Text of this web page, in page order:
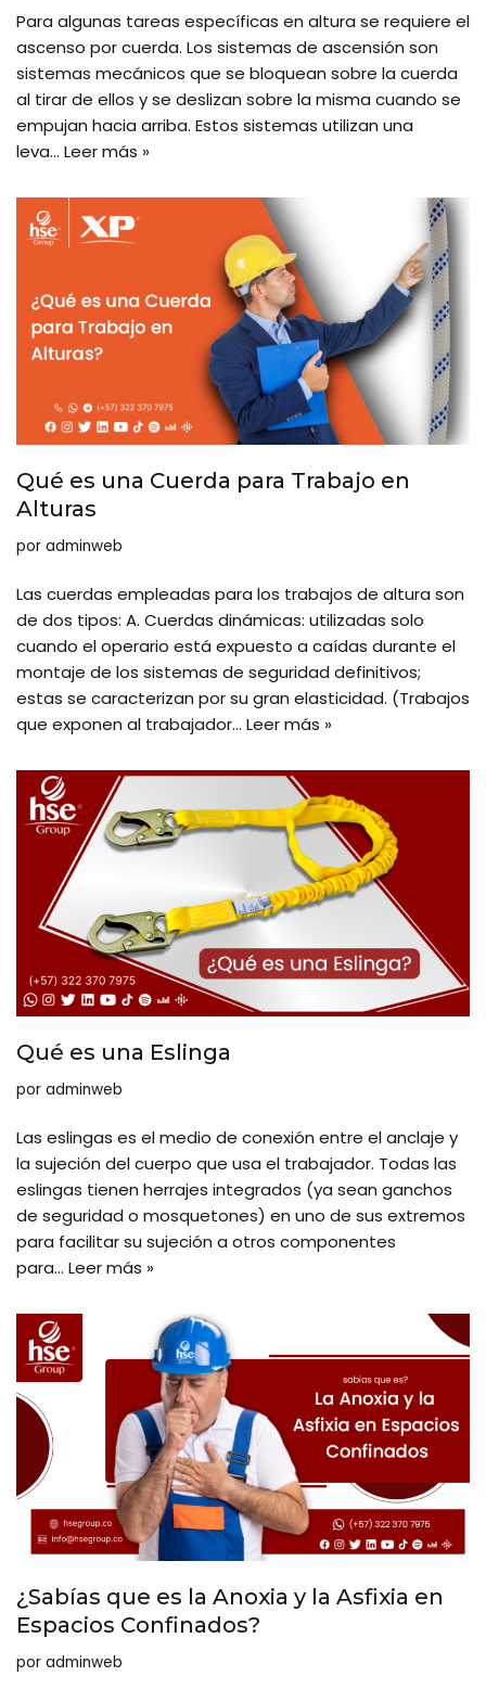
Para algunas tareas específicas en altura se requiere el
ascenso por cuerda. Los sistemas de ascensión son
sistemas mecánicos que se bloquean sobre la cuerda
al tirar de ellos y se deslizan sobre la misma cuando se
empujan hacia arriba. Estos sistemas utilizan una
leva… Leer más »
Qué es una Cuerda para Trabajo en
Alturas
por adminweb
Las cuerdas empleadas para los trabajos de altura son
de dos tipos: A. Cuerdas dinámicas: utilizadas solo
cuando el operario está expuesto a caídas durante el
montaje de los sistemas de seguridad definitivos;
estas se caracterizan por su gran elasticidad. (Trabajos
que exponen al trabajador… Leer más »
Qué es una Eslinga
por adminweb
Las eslingas es el medio de conexión entre el anclaje y
la sujeción del cuerpo que usa el trabajador. Todas las
eslingas tienen herrajes integrados (ya sean ganchos
de seguridad o mosquetones) en uno de sus extremos
para facilitar su sujeción a otros componentes
para… Leer más »
¿Sabías que es la Anoxia y la Asfixia en
Espacios Confinados?
por adminweb